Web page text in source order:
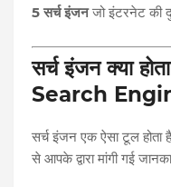
5 सर्च इंजनजो इंटरनेट की
सर्च इंजन क्या
Search
सर्च इंजन एक ऐसा टूल होता
से आपके द्वारा मांगी गई